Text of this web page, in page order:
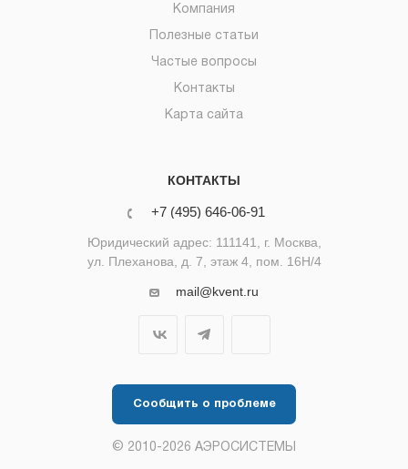
Компания
Полезные статьи
Частые вопросы
Контакты
Карта сайта
КОНТАКТЫ
+7 (495) 646-06-91
Юридический адрес: 111141, г. Москва,
ул. Плеханова, д. 7, этаж 4, пом. 16Н/4
mail@kvent.ru
Сообщить о проблеме
© 2010-2026 АЭРОСИСТЕМЫ